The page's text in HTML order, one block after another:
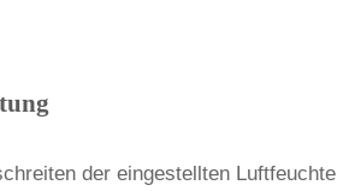
der eingestellten Luftfeuchte